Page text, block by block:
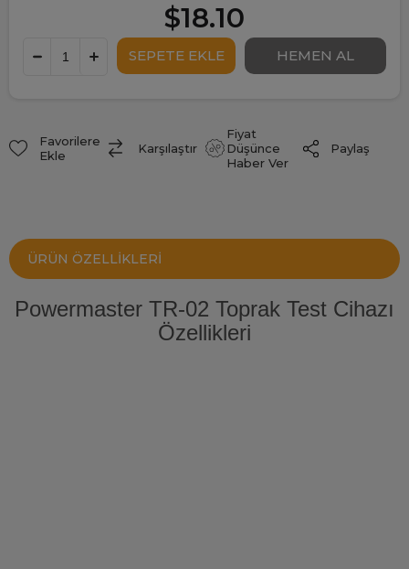
$18.10
Favorilere
Ekle
Karşılaştır
Fiyat
Düşünce
Haber Ver
Paylaş
ÜRÜN ÖZELLIKLERI
Powermaster TR-02 Toprak Test Cihazı
Özellikleri